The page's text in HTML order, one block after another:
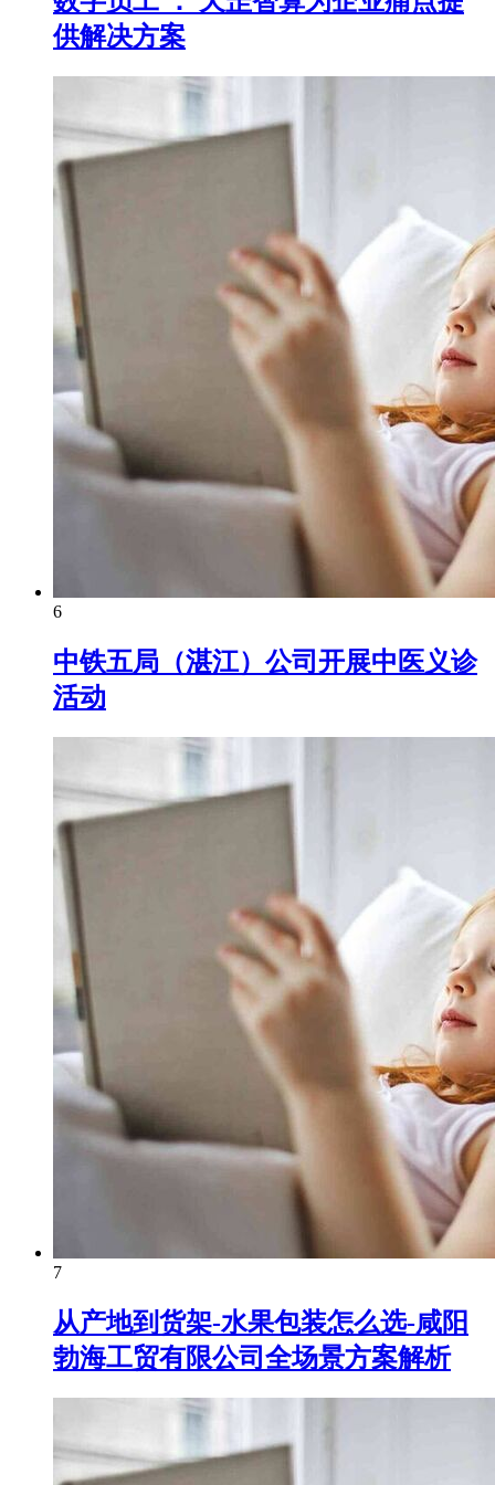
供解决方案
6
中铁五局（湛江）公司开展中医义诊
活动
7
从产地到货架-水果包装怎么选-咸阳
勃海工贸有限公司全场景方案解析